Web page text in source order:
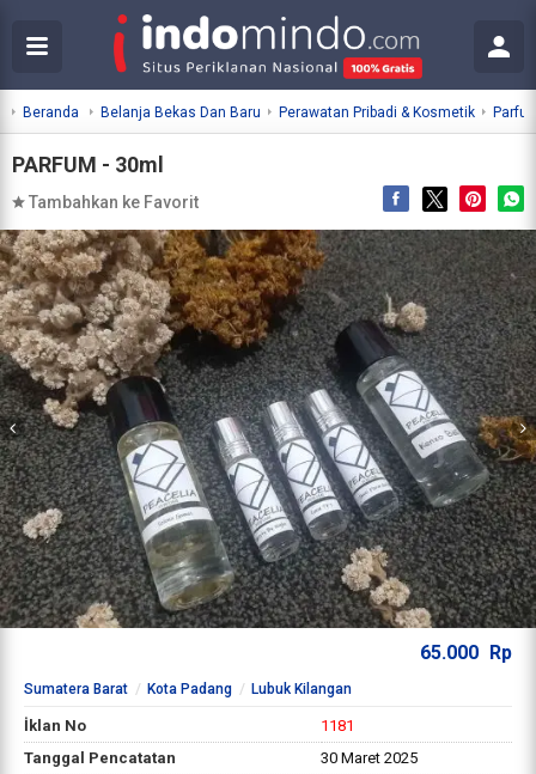
Beranda Belanja Bekas Dan Baru Perawatan Pribadi & Kosmetik
PARFUM - 30ml
Tambahkan ke Favorit
65.000 Rp
Sumatera Barat Kota Padang Lubuk Kilangan
İklan No
1181
Tanggal Pencatatan
30 Maret 2025